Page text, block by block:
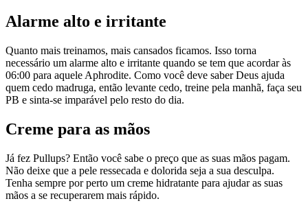
Alarme alto e irritante
Quanto mais treinamos, mais cansados ficamos. Isso torna
necessário um alarme alto e irritante quando se tem que acordar às
06:00 para aquele Aphrodite. Como você deve saber Deus ajuda
quem cedo madruga, então levante cedo, treine pela manhã, faça seu
PB e sinta-se imparável pelo resto do dia.
Creme para as mãos
Já fez Pullups? Então você sabe o preço que as suas mãos pagam.
Não deixe que a pele ressecada e dolorida seja a sua desculpa.
Tenha sempre por perto um creme hidratante para ajudar as suas
mãos a se recuperarem mais rápido.